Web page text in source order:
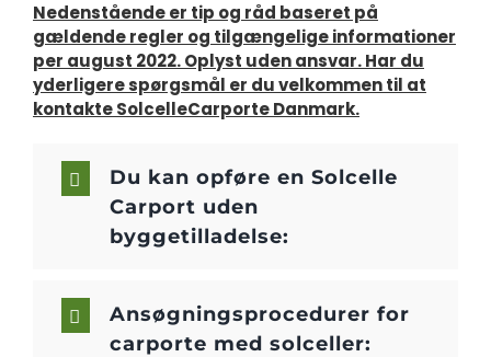
Nedenstående er tip og råd baseret på
gældende regler og tilgængelige informationer
per august 2022. Oplyst uden ansvar.Har du
yderligere spørgsmål er du velkommen til at
kontakte SolcelleCarporte Danmark.
Du kan opføre en Solcelle
Carport uden
byggetilladelse:
Ansøgningsprocedurer for
carporte med solceller: